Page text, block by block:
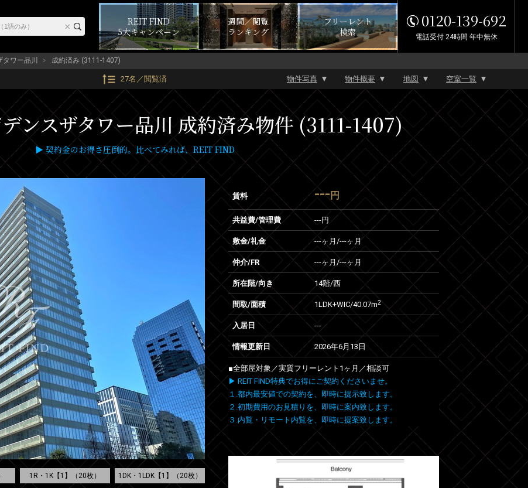
REIT FIND
5大キャンペーン
週間／閲覧
ランキング
フリーレント
検索
0120-139-692
電話受付 24時間 年中無休
ワー品川 成約済み (3111-1407)
27名／閲覧済 物件写真 物件概要 地図 空室一覧
ンスザタワー品川 成約済み物件 (3111-1407)
▶ 契約金のお得さ圧倒的。比べてみれば、REIT FIND
1R・1K【1】（20枚） 1DK・1LDK【1】（20枚）
賃料 --- 円
共益費/管理費 ---円
敷金/礼金 ---ヶ月 /---ヶ月
仲介/FR ---ヶ月 /---ヶ月
所在階/向き 14階/西
間取/面積 1LDK+WIC/40.07m2
入居日 ---
情報更新日 2026年6月13日
■全部屋対象／実質フリーレント1ヶ月／相談可
▶ REIT FIND特典でお得にご契約くださいませ。
１.都内最安値での契約を、即時に提示致します。
２.初期費用のお見積りを、即時に案内致します。
３.内覧・リモート内覧を、即時に提案致します。